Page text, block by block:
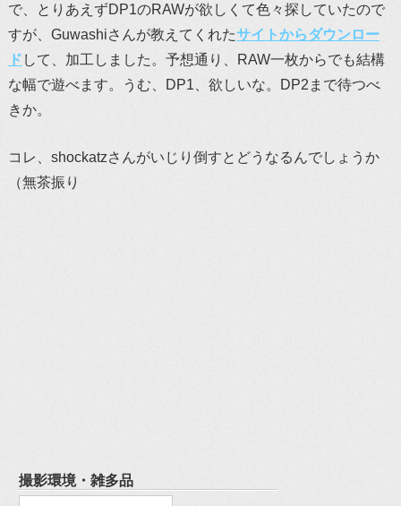
で、とりあえずDP1のRAWが欲しくて色々探していたので
すが、Guwashiさんが教えてくれたサイトからダウンロー
ド して、加工しました。予想通り、RAW一枚からでも結構
な幅で遊べます。うむ、DP1、欲しいな。DP2まで待つべ
きか。
コレ、shockatzさんがいじり倒すとどうなるんでしょうか
（無茶振り
撮影環境・雑多品